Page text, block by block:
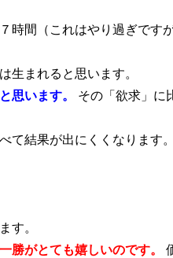
時間（これはやり過ぎですが
生まれると思います。
思います。
その「欲求」に
て結果が出にくくなります。
す。
勝がとても嬉しいのです。